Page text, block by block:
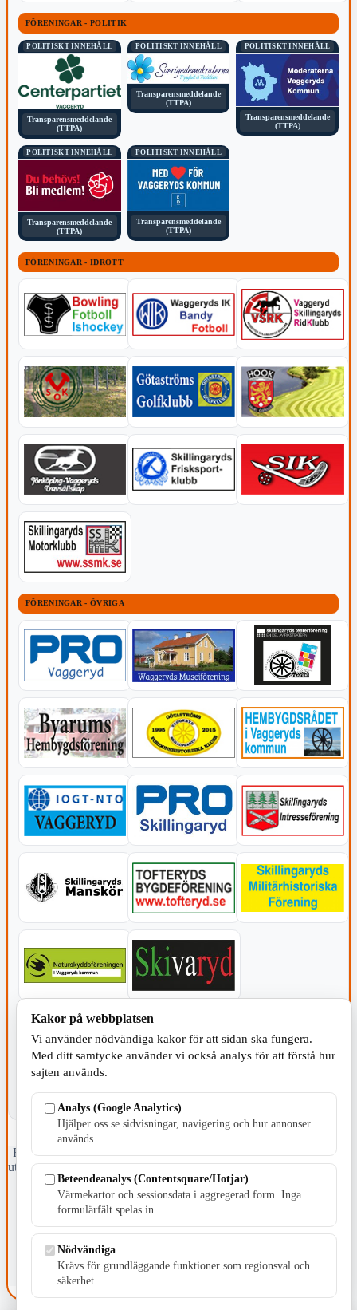
FÖRENINGAR - POLITIK
POLITISKT INNEHÅLL
Transparensmeddelande
(TTPA)
POLITISKT INNEHÅLL
Transparensmeddelande
(TTPA)
POLITISKT INNEHÅLL
Transparensmeddelande
(TTPA)
POLITISKT INNEHÅLL
Transparensmeddelande
(TTPA)
POLITISKT INNEHÅLL
Transparensmeddelande
(TTPA)
FÖRENINGAR - IDROTT
FÖRENINGAR - ÖVRIGA
KOMMUNEN
Fristående webbtidningsföretag grundat 1991 som sedan 2002 ger
ut tidningen Skillingaryd.nu och 2010 lanserades Värnamo.nu. Från
april 2026 omfattar Skillingaryd.nu tre kommuner: Gnosjö,
Värnamo och Vaggeryds kommun.
E-post: redaktionen@skillingaryd.nu
Postadress: Gisslaköp 1, 568 92 Skillingaryd
Kakor på webbplatsen
Vi använder nödvändiga kakor för att sidan ska fungera.
Med ditt samtycke använder vi också analys för att förstå hur
sajten används.
Analys (Google Analytics)
Hjälper oss se sidvisningar, navigering och hur annonser
används.
Beteendeanalys (Contentsquare/Hotjar)
Värmekartor och sessionsdata i aggregerad form. Inga
formulärfält spelas in.
Nödvändiga
Krävs för grundläggande funktioner som regionsval och
säkerhet.